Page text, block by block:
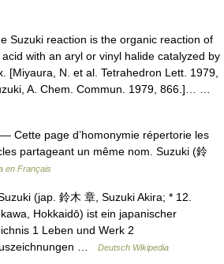
Suzuki reaction is the organic reaction of
with an aryl or vinyl halide catalyzed by
[Miyaura, N. et al. Tetrahedron Lett. 1979,
A. Chem. Commun. 1979, 866.]… …
— Cette page d’homonymie répertorie les
partageant un même nom. Suzuki (鈴
en Français
(jap. 鈴木 章, Suzuki Akira; * 12.
Hokkaidō) ist ein japanischer
1 Leben und Werk 2
…
Deutsch Wikipedia